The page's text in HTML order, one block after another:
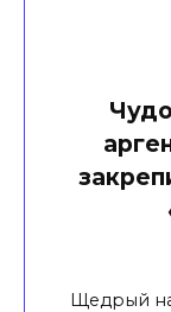
Щедрый